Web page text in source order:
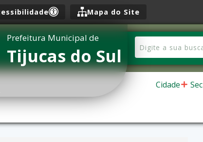
Mapa do Site
Prefeitura Municipal de
Tijucas do Sul
Cidade